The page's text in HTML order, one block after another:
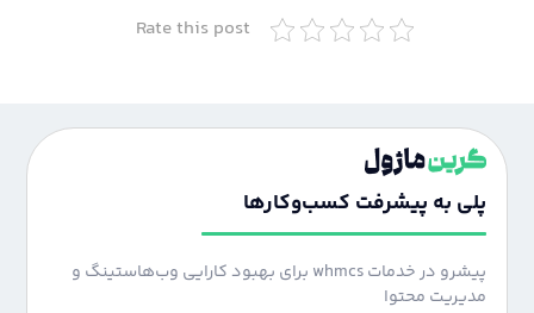
Rate this post
پلی به پیشرفت کسب‌وکارها
پیشرو در خدمات whmcs برای بهبود کارایی وب‌هاستینگ و
مدیریت محتوا